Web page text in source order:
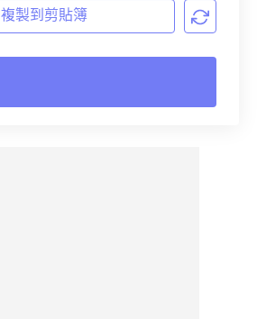
複製到剪貼簿